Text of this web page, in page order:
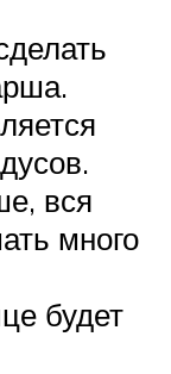
вся
много
будет